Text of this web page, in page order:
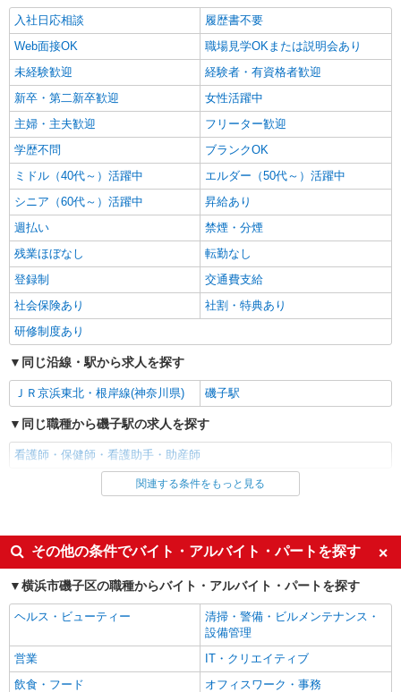
詳細を見る
職業紹介
株式会社kotrio /●YK-S-2097357
新杉田駅│チーム医療の一員。未経験でも力に
なれる看護助手
【正社員】月給240,000〜400,000円 ・基本
給：200,000円〜220,000円 ・資格手当：10,000〜
30,000円 ・役職手当：10,000〜70,000円 ・処遇改
善手当：20,000〜60,000円（勤続年数、保有資格
により変動） ・固定残業手当：20,000円（10時
間） ※固定残業時間を超過する場合には超過勤務
手当として別途支給 ・夜勤手当：10,000円/1回
（上記給与とは別に支給） 下記資格をお持ちの方
歓迎 ・認知症介護基礎研修 ・初任者研修 ・実務
者研修 ・介護福祉士 など
神奈川県横浜市磯子区
詳細を見る
職業紹介
株式会社kotrio /●YK-S-2098109
看護師さんのサポート担当＊未経験OK！きれ
いな病院で介助など＊
給：200,000円〜220,000円 ・資格手当：10,000〜
30,000円 ・役職手当：10,000〜70,000円 ・処遇改
善手当：20,000〜60,000円（勤続年数、保有資格
により変動） ・固定残業手当：20,000円（10時
間） ※固定残業時間を超過する場合には超過勤務
手当として別途支給 ・夜勤手当：10,000円/1回
（上記給与とは別に支給） 下記資格をお持ちの方
者研修 ・介護福祉士 など
神奈川県横浜市磯子区
キープ
派遣社員
株式会社トラストグロース 新宿本社 第2営業部
保育園での看護師
キープ 詳細を見る
職業紹介
株式会社トラストグロース 新宿本社 第2営業部
有料老人ホームでの看護師
時給：2010円 ＊土日祝は＋50円
入社日応相談
履歴書不要
Web面接OK
職場見学OKまたは説明会あり
未経験歓迎
経験者・有資格者歓迎
新卒・第二新卒歓迎
女性活躍中
主婦・主夫歓迎
フリーター歓迎
学歴不問
ブランクOK
ミドル（40代～）活躍中
エルダー（50代～）活躍中
シニア（60代～）活躍中
昇給あり
週払い
禁煙・分煙
残業ほぼなし
転勤なし
登録制
交通費支給
社会保険あり
社割・特典あり
研修制度あり
同じ沿線・駅から求人を探す
ＪＲ京浜東北・根岸線(神奈川県) 磯子駅
同じ職種から磯子駅の求人を探す
看護師・保健師・看護助手・助産師
同じ雇用形態から磯子駅の求人を探す
同じ特徴から磯子駅の求人を探す
入社日応相談
履歴書不要
Web面接OK
職場見学OKまたは説明会あり
経験者・有資格者歓迎
新卒・第二新卒歓迎
女性活躍中
主婦・主夫歓迎
フリーター歓迎
関連する条件をもっと見る
その他の条件でバイト・アルバイト・パートを探す
横浜市磯子区の職種からバイト・アルバイト・パートを探す
ヘルス・ビューティー
清掃・警備・ビルメンテナンス・
設備管理
営業
IT・クリエイティブ
飲食・フード
オフィスワーク・事務